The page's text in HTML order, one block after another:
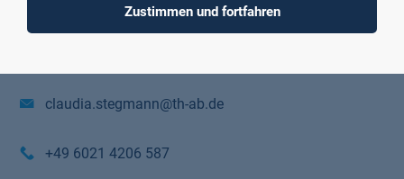
Raum C01/01/E01
claudia.stegmann@th-ab.de
+49 6021 4206 587
Zustimmen und fortfahren